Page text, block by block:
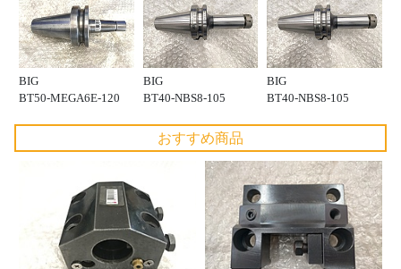
BIG
BT50-MEGA6E-120
BIG
BT40-NBS8-105
BIG
BT40-NBS8-105
おすすめ商品